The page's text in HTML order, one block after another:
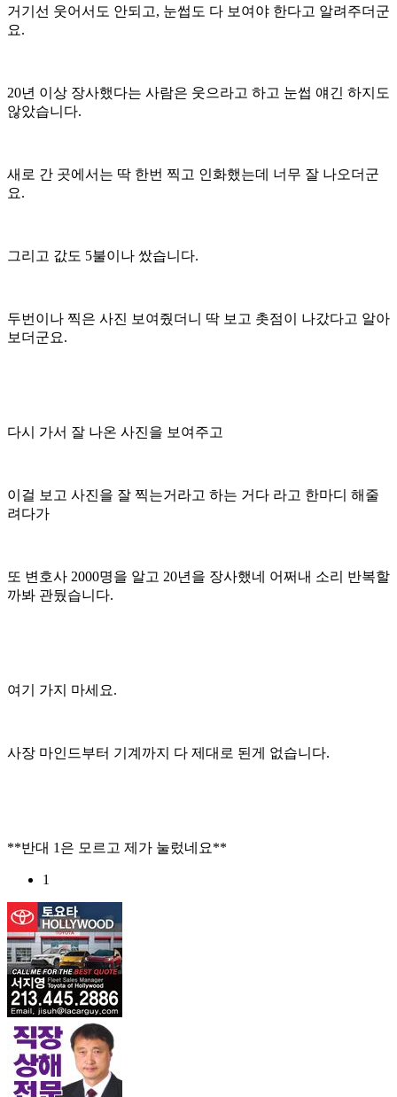
거기선 웃어서도 안되고, 눈썹도 다 보여야 한다고 알려주더군
요.
20년 이상 장사했다는 사람은 웃으라고 하고 눈썹 얘긴 하지도
않았습니다.
새로 간 곳에서는 딱 한번 찍고 인화했는데 너무 잘 나오더군
요.
그리고 값도 5불이나 쌌습니다.
두번이나 찍은 사진 보여줬더니 딱 보고 촛점이 나갔다고 알아
보더군요.
다시 가서 잘 나온 사진을 보여주고
이걸 보고 사진을 잘 찍는거라고 하는 거다 라고 한마디 해줄
려다가
또 변호사 2000명을 알고 20년을 장사했네 어쩌내 소리 반복할
까봐 관뒀습니다.
여기 가지 마세요.
사장 마인드부터 기계까지 다 제대로 된게 없습니다.
**반대 1은 모르고 제가 눌렀네요**
1